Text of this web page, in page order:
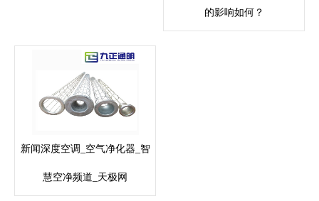
的影响如何？
新闻深度空调_空气净化器_智
慧空净频道_天极网